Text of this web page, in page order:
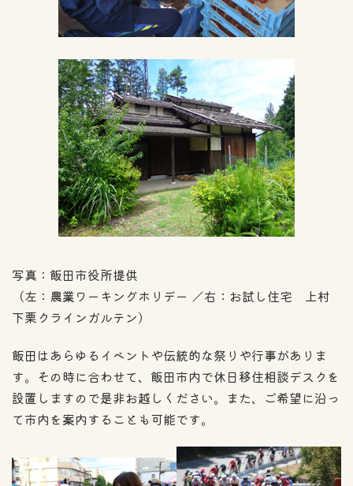
写真：飯田市役所提供
（左：農業ワーキングホリデー ／右：お試し住宅 上村
下栗クラインガルテン）
飯田はあらゆるイベントや伝統的な祭りや行事がありま
す。その時に合わせて、飯田市内で休日移住相談デスクを
設置しますので是非お越しください。また、ご希望に沿っ
て市内を案内することも可能です。